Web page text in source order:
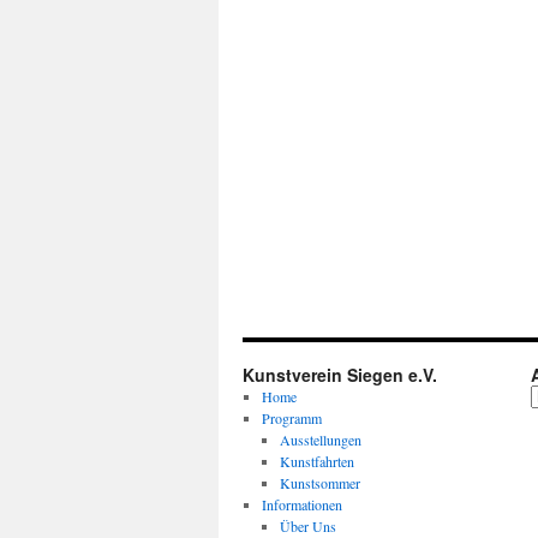
Kunstverein Siegen e.V.
Home
Programm
Ausstellungen
Kunstfahrten
Kunstsommer
Informationen
Über Uns